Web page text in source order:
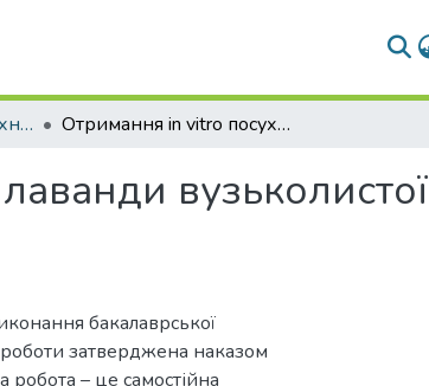
ОПП "Екологічна біотехнологія та біоенергетика" Отримання in vitro посухостійких рослин лаванди вузьколистої (Lavandula angustifolia Mill.)
вузьколистої
бакалаврської
роботи затверджена наказом
робота – це самостійна